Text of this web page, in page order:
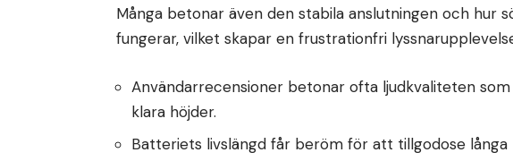
Många betonar även den stabila anslutningen och hur
fungerar, vilket skapar en frustrationfri
Användarrecensioner betonar ofta ljudkvaliteten
klara höjder.
Batteriets livslängd får beröm för att tillgodose långa